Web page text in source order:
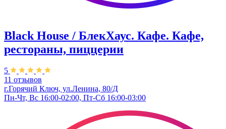
Black House / БлекХаус. Кафе. Кафе,
рестораны, пиццерии
5
11 отзывов
г.Горячий Ключ, ул.Ленина, 80/Д
Пн-Чт, Вс 16:00-02:00, Пт-Сб 16:00-03:00